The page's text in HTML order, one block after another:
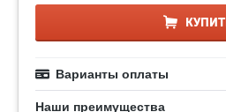
Варианты оплаты
Наши преимущества